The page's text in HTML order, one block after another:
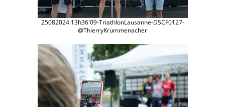
25082024.13h36'09-TriathlonLausanne-DSCF0127-
@ThierryKrummenacher